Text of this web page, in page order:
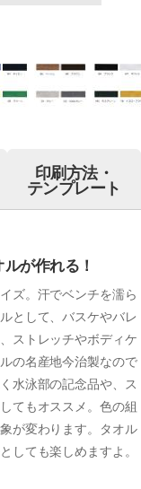
印刷方法・
テンプレート
が作れる！
ズ。汗でベンチを濡ら
として、バスケやバレ
ストレッチやボディケ
の名産地今治製なので
水泳部の記念品や、ス
てもオススメ。色の組
が変わります。タオル
しても楽しめますよ。